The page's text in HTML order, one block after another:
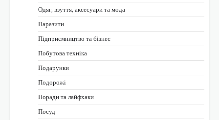
Одяг, взуття, аксесуари та мода
Паразити
Підприємництво та бізнес
Побутова техніка
Подарунки
Подорожі
Поради та лайфхаки
Посуд